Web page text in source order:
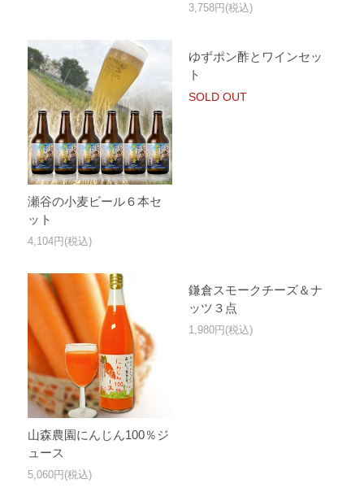
3,758円(税込)
瀬谷の小麦ビール６本セ
ット
4,104円(税込)
ゆずポン酢とワインセッ
ト
SOLD OUT
山森農園にんじん100％ジ
ュース
5,060円(税込)
鎌倉スモークチーズ＆ナ
ッツ３点
1,980円(税込)